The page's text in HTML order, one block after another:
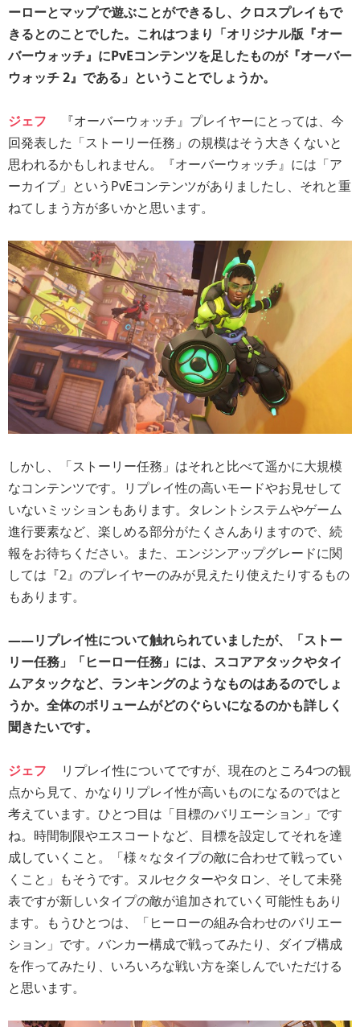
ーローとマップで遊ぶことができるし、クロスプレイもで
きるとのことでした。これはつまり「オリジナル版『オー
バーウォッチ』にPvEコンテンツを足したものが『オーバー
ウォッチ 2』である」ということでしょうか。
ジェフ
『オーバーウォッチ』プレイヤーにとっては、今
回発表した「ストーリー任務」の規模はそう大きくないと
思われるかもしれません。『オーバーウォッチ』には「ア
ーカイブ」というPvEコンテンツがありましたし、それと重
ねてしまう方が多いかと思います。
しかし、「ストーリー任務」はそれと比べて遥かに大規模
なコンテンツです。リプレイ性の高いモードやお見せして
いないミッションもあります。タレントシステムやゲーム
進行要素など、楽しめる部分がたくさんありますので、続
報をお待ちください。また、エンジンアップグレードに関
しては『2』のプレイヤーのみが見えたり使えたりするもの
もあります。
――リプレイ性について触れられていましたが、「ストー
リー任務」「ヒーロー任務」には、スコアアタックやタイ
ムアタックなど、ランキングのようなものはあるのでしょ
うか。全体のボリュームがどのぐらいになるのかも詳しく
聞きたいです。
ジェフ
リプレイ性についてですが、現在のところ4つの観
点から見て、かなりリプレイ性が高いものになるのではと
考えています。ひとつ目は「目標のバリエーション」です
ね。時間制限やエスコートなど、目標を設定してそれを達
成していくこと。「様々なタイプの敵に合わせて戦ってい
くこと」もそうです。ヌルセクターやタロン、そして未発
表ですが新しいタイプの敵が追加されていく可能性もあり
ます。もうひとつは、「ヒーローの組み合わせのバリエー
ション」です。バンカー構成で戦ってみたり、ダイブ構成
を作ってみたり、いろいろな戦い方を楽しんでいただける
と思います。